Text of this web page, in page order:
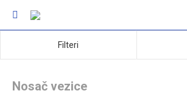
Filteri
Nosač vezice